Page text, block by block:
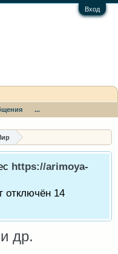
Вход
https://arimoya-
отключён 14
др.
...